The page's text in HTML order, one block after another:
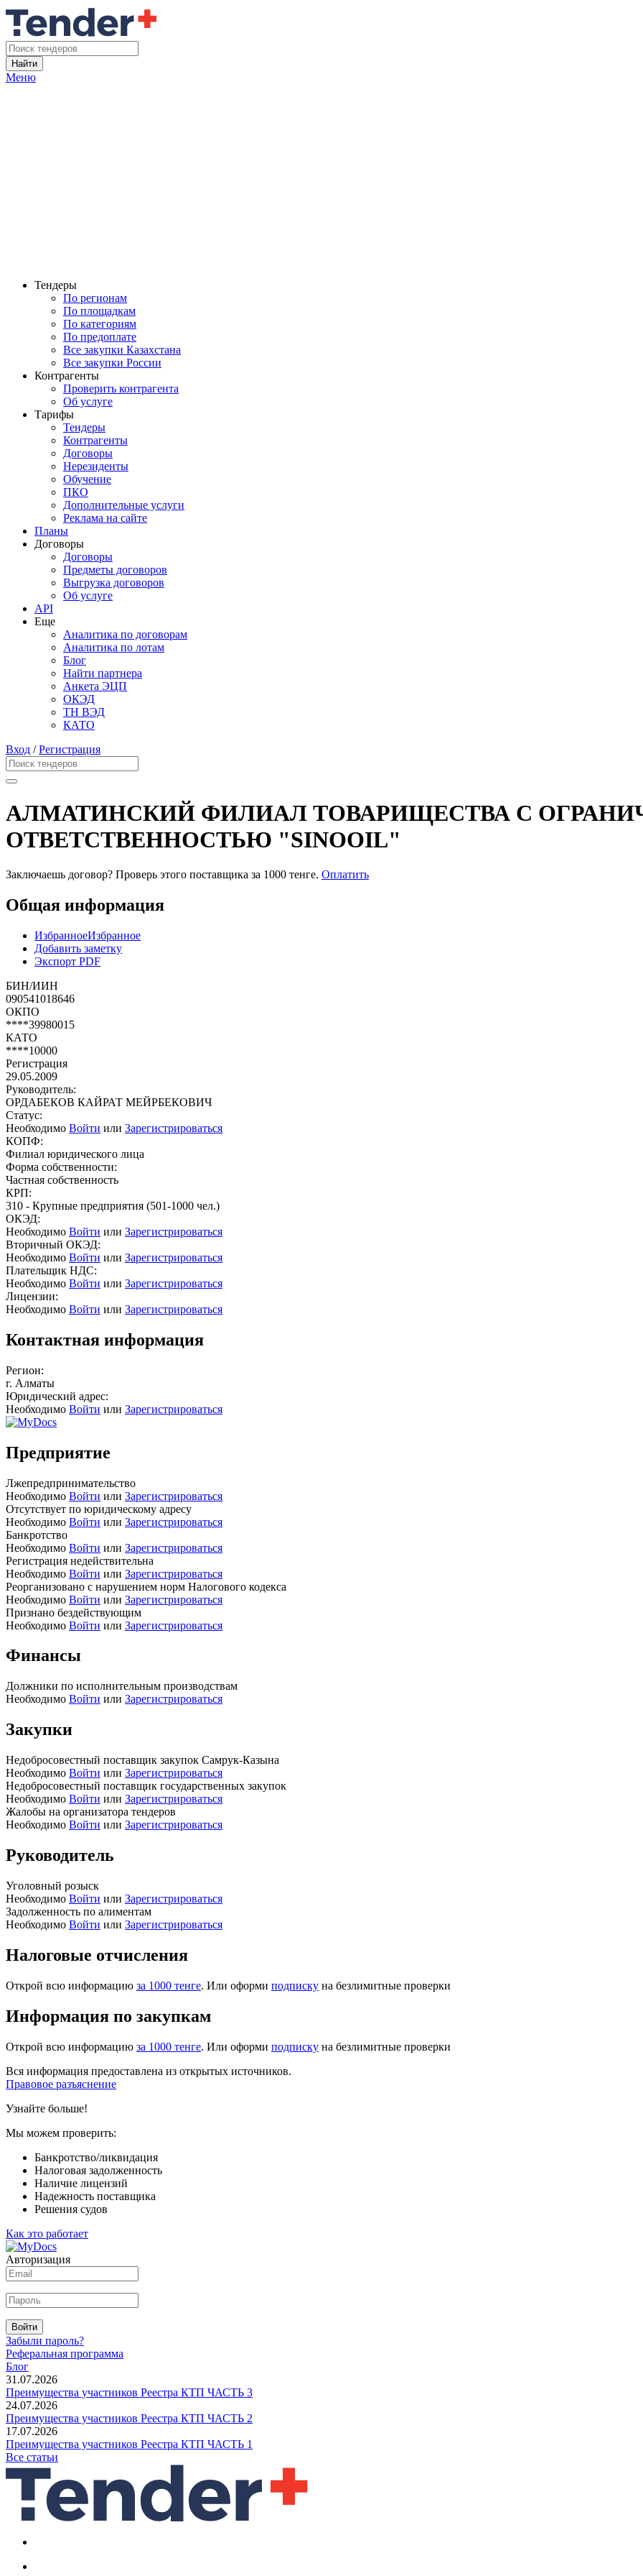
Найти
Меню
Тендеры
По регионам
По площадкам
По категориям
По предоплате
Все закупки Казахстана
Все закупки России
Контрагенты
Проверить контрагента
Об услуге
Тарифы
Тендеры
Контрагенты
Договоры
Нерезиденты
Обучение
ПКО
Дополнительные услуги
Реклама на сайте
Планы
Договоры
Договоры
Предметы договоров
Выгрузка договоров
Об услуге
API
Еще
Аналитика по договорам
Аналитика по лотам
Блог
Найти партнера
Анкета ЭЦП
ОКЭД
ТН ВЭД
КАТО
Вход /Регистрация
АЛМАТИНСКИЙ ФИЛИАЛ ТОВАРИЩЕСТВА С
ОТВЕТСТВЕННОСТЬЮ "SINOOIL"
Заключаешь договор? Проверь этого поставщика за 1000 тенге. Оплатить
Общая информация
ИзбранноеИзбранное
Добавить заметку
Экспорт PDF
БИН/ИИН
090541018646
ОКПО
****39980015
КАТО
****10000
Регистрация
29.05.2009
Руководитель:
ОРДАБЕКОВ КАЙРАТ МЕЙРБЕКОВИЧ
Статус:
Необходимо Войти или Зарегистрироваться
КОПФ:
Филиал юридического лица
Форма собственности:
Частная собственность
КРП:
310 - Крупные предприятия (501-1000 чел.)
ОКЭД:
Необходимо Войти или Зарегистрироваться
Вторичный ОКЭД:
Необходимо Войти или Зарегистрироваться
Плательщик НДС:
Необходимо Войти или Зарегистрироваться
Лицензии:
Необходимо Войти или Зарегистрироваться
Контактная информация
Регион:
г. Алматы
Юридический адрес:
Необходимо Войти или Зарегистрироваться
Предприятие
Лжепредпринимательство
Необходимо Войти или Зарегистрироваться
Отсутствует по юридическому адресу
Необходимо Войти или Зарегистрироваться
Банкротство
Необходимо Войти или Зарегистрироваться
Регистрация недействительна
Необходимо Войти или Зарегистрироваться
Реорганизовано с нарушением норм Налогового кодекса
Необходимо Войти или Зарегистрироваться
Признано бездействующим
Необходимо Войти или Зарегистрироваться
Финансы
Должники по исполнительным производствам
Необходимо Войти или Зарегистрироваться
Закупки
Недобросовестный поставщик закупок Самрук-Казына
Необходимо Войти или Зарегистрироваться
Недобросовестный поставщик государственных закупок
Необходимо Войти или Зарегистрироваться
Жалобы на организатора тендеров
Необходимо Войти или Зарегистрироваться
Руководитель
Уголовный розыск
Необходимо Войти или Зарегистрироваться
Задолженность по алиментам
Необходимо Войти или Зарегистрироваться
Налоговые отчисления
Открой всю информацию за 1000 тенге. Или оформи подписку на безлимитные проверки
Информация по закупкам
Открой всю информацию за 1000 тенге. Или оформи подписку на безлимитные проверки
Вся информация предоставлена из открытых источников.
Правовое разъяснение
Узнайте больше!
Мы можем проверить:
Банкротство/ликвидация
Налоговая задолженность
Наличие лицензий
Надежность поставщика
Решения судов
Как это работает
Авторизация
Войти
Забыли пароль?
Реферальная программа
Блог
31.07.2026
Преимущества участников Реестра КТП ЧАСТЬ 3
24.07.2026
Преимущества участников Реестра КТП ЧАСТЬ 2
17.07.2026
Преимущества участников Реестра КТП ЧАСТЬ 1
Все статьи